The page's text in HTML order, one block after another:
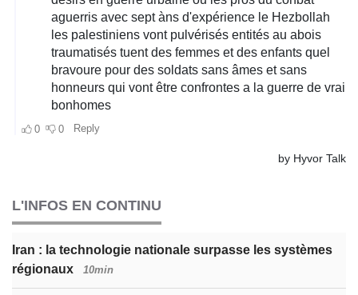
L'INFOS EN CONTINU
Iran : la technologie nationale surpasse les systèmes
régionaux
10min